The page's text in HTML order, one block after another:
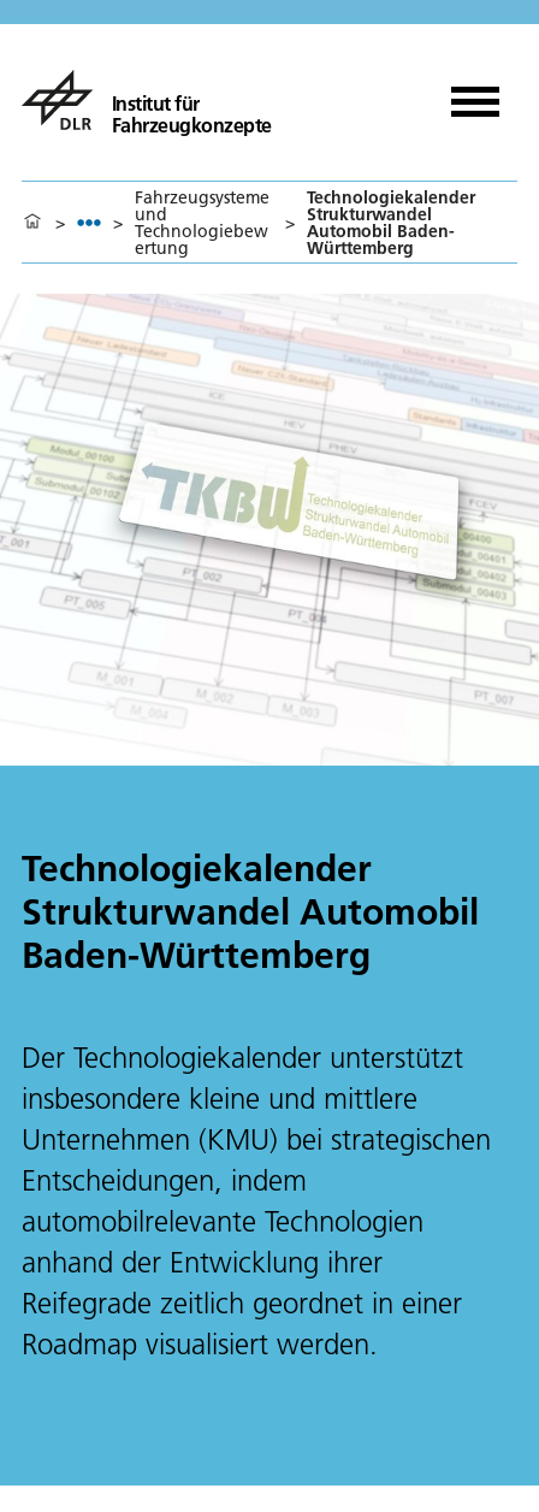
Institut für
Fahrzeugkonzepte
> >
Fahrzeugsysteme
und
Technologiebew
ertung
>
Technologiekalender
Strukturwandel
Automobil Baden-
Württemberg
Technologiekalender
Strukturwandel Automobil
Baden-Württemberg
Der Technologiekalender unterstützt
insbesondere kleine und mittlere
Unternehmen (KMU) bei strategischen
Entscheidungen, indem
automobilrelevante Technologien
anhand der Entwicklung ihrer
Reifegrade zeitlich geordnet in einer
Roadmap visualisiert werden.